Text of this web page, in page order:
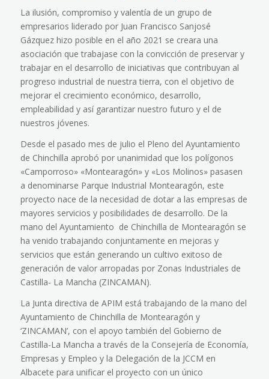
La ilusión, compromiso y valentía de un grupo de
empresarios liderado por Juan Francisco Sanjosé
Gázquez hizo posible en el año 2021 se creara una
asociación que trabajase con la convicción de preservar y
trabajar en el desarrollo de iniciativas que contribuyan al
progreso industrial de nuestra tierra, con el objetivo de
mejorar el crecimiento económico, desarrollo,
empleabilidad y así garantizar nuestro futuro y el de
nuestros jóvenes.
Desde el pasado mes de julio el Pleno del Ayuntamiento
de Chinchilla aprobó por unanimidad que los polígonos
«Camporroso» «Montearagón» y «Los Molinos» pasasen
a denominarse Parque Industrial Montearagón, este
proyecto nace de la necesidad de dotar a las empresas de
mayores servicios y posibilidades de desarrollo. De la
mano del Ayuntamiento de Chinchilla de Montearagón se
ha venido trabajando conjuntamente en mejoras y
servicios que están generando un cultivo exitoso de
generación de valor arropadas por Zonas Industriales de
Castilla- La Mancha (ZINCAMAN).
La Junta directiva de APIM está trabajando de la mano del
Ayuntamiento de Chinchilla de Montearagón y
‘ZINCAMAN’, con el apoyo también del Gobierno de
Castilla-La Mancha a través de la Consejería de Economía,
Empresas y Empleo y la Delegación de la JCCM en
Albacete para unificar el proyecto con un único